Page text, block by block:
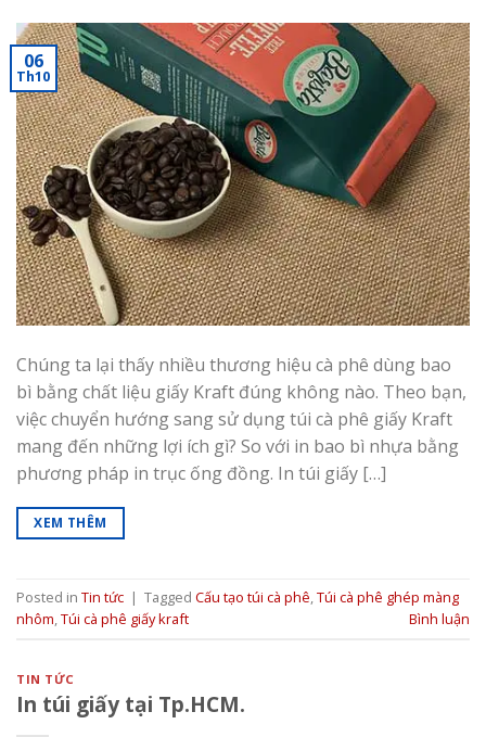
06
Th10
Chúng ta lại thấy nhiều thương hiệu cà phê dùng bao
bì bằng chất liệu giấy Kraft đúng không nào. Theo bạn,
việc chuyển hướng sang sử dụng túi cà phê giấy Kraft
mang đến những lợi ích gì? So với in bao bì nhựa bằng
phương pháp in trục ống đồng. In túi giấy […]
XEM THÊM
Posted in Tin tức | Tagged Cấu tạo túi cà phê,Túi cà phê ghép màng
nhôm,Túi cà phê giấy kraft Bình luận
TIN TỨC
In túi giấy tại Tp.HCM.